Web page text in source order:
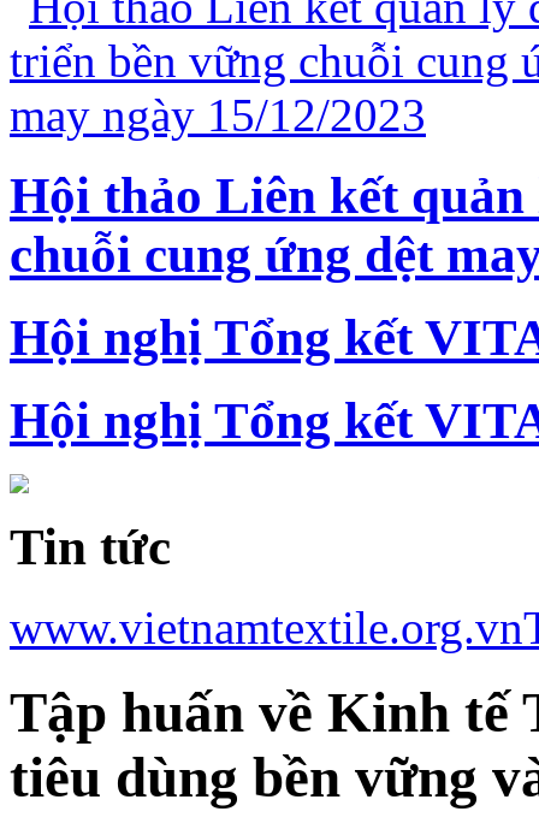
Hội thảo Liên kết
chuỗi cung ứng dệt
Hội nghị Tổng kết
Hội nghị Tổng kết
Tin tức
www.vietnamtextile.org.vn
Tập huấn về Kinh tế
tiêu dùng bền vững